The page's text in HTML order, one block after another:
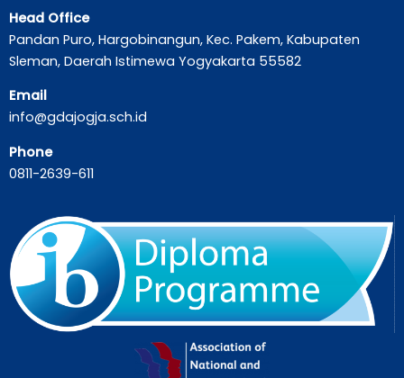
Head Office
Pandan Puro, Hargobinangun, Kec. Pakem, Kabupaten
Sleman, Daerah Istimewa Yogyakarta 55582
Email
info@gdajogja.sch.id
Phone
0811-2639-611